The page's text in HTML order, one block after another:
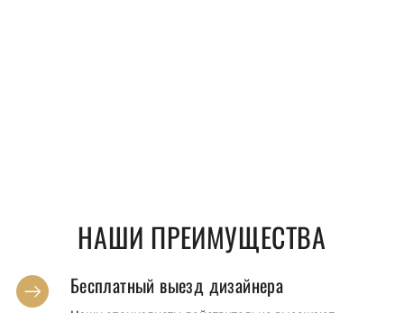
НАШИ ПРЕИМУЩЕСТВА
Бесплатный выезд дизайнера